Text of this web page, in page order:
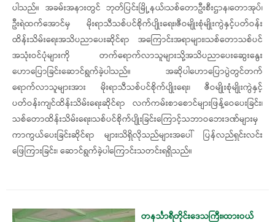
ပါသည်။ အခမ်းအနားတွင် ဘုတ်ပြင်းမြို့နယ်၊သစ်တောဦးစီးဌာန၊တောအုပ်၊
ဦးရဲထက်အောင်မှ မိုးရာသီသစ်ပင်စိုက်ပျိုးရေး၊ဇီဝမျိုးစုံမျိုးကွဲနှင့်ပတ်ဝန်း
ထိန်းသိမ်းရေးအသိပညာပေးဆိုင်ရာ အကြောင်းအရာများ၊သစ်တောသစ်ပင်
အသုံးဝင်ပုံများကို တက်ရောက်လာသူများသို့အသိပညာပေးဆွေးနွေး
ဟောပြောခြင်းဆောင်ရွက်ခဲ့ပါသည်။ အဆိုပါဟောပြောပွဲတွင်တက်
ရောက်လာသူများအား မိုးရာသီသစ်ပင်စိုက်ပျိုး​ရေး၊ ဇီဝမျိုးစုံမျိုးကွဲနှင့်
ပတ်ဝန်းကျင်ထိန်းသိမ်း​ရေးဆိုင်ရာ လက်ကမ်းစာစောင်များဖြန့်ဝေပေးခြင်း၊
သစ်တောထိန်းသိမ်းရေး၊သစ်ပင်စိုက်ပျိုးခြင်း​​ကြောင့်သဘာဝ​ဘေးဒဏ်များမှ
ကာကွယ်ပေးခြင်းဆိုင်ရာ များ၊သိရှိလိုသည်များအပေါ် ပြန်လည်ရှင်းလင်း
ဖြေကြားခြင်း၊ ဆောင်ရွက်ခဲ့ပါကြောင်းသတင်းရရှိသည်။
တနင်္သာရီတိုင်းဒေသကြီး၊ထားဝယ်